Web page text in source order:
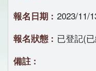
2023/11/
已登記(